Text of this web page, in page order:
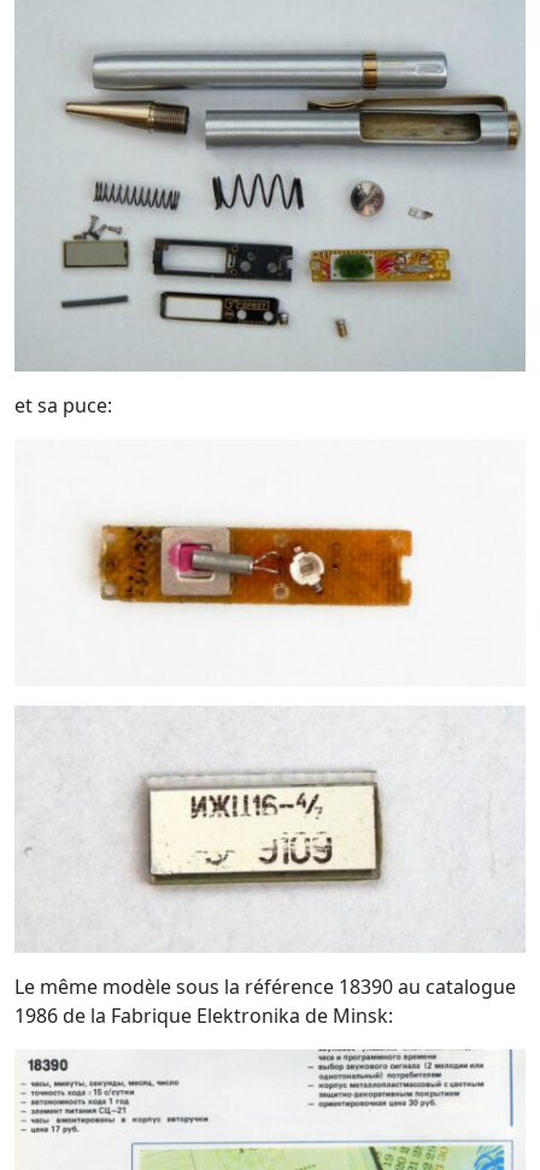
et sa puce:
Le même modèle sous la référence 18390 au catalogue
1986 de la Fabrique Elektronika de Minsk: